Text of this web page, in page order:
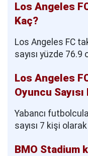
Los Angeles
Kaç?
Los Angeles FC
sayısı yüzde
Los Angeles
Oyuncu Sayısı
Yabancı
sayısı 7 kişi
BMO Stadium